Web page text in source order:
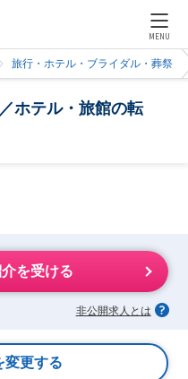
MENU
旅行・ホテル・ブライダル・葬祭
ホテル・旅館の転
を受ける
非公開求人とは
変更する